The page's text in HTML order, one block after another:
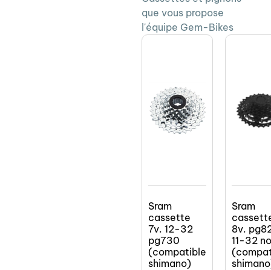
que vous propose
l'équipe Gem-Bikes
Sram
cassette
7v. 12-32
pg730
(compatible
shimano)
Sram
8v.
11-32